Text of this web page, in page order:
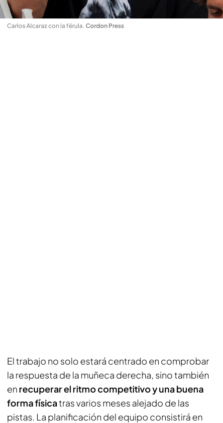
Carlos Alcaraz con la férula. Cordon Press
El trabajo no solo estará centrado en comprobar
la respuesta de la muñeca derecha, sino también
en recuperar el ritmo competitivo y una buena
forma físicatras varios meses alejado de las
pistas. La planificación del equipo consistirá en